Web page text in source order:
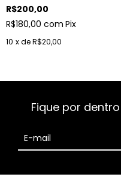
R$200,00
R$180,00 com Pix
10 x deR$20,00
Fique por